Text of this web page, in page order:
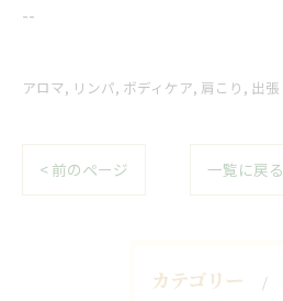
--
アロマ リンパ ボディケア 肩こり 出張
< 前のページ 一覧に戻る
カテゴリー